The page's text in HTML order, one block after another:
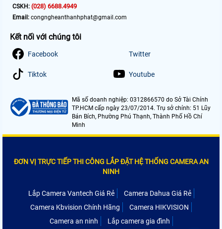
CSKH: (028) 6688.4949
Email: congngheanthanhphat@gmail.com
Kết nối với chúng tôi
Facebook Twitter
Tiktok Youtube
Mã số doanh nghiệp: 0312866570 do Sở Tài Chính
TP.HCM cấp ngày 23/07/2014. Trụ sở chính: 51 Lũy
Bán Bích, Phường Phú Thạnh, Thành Phố Hồ Chí
Minh
ĐƠN VỊ TRỰC TIẾP THI CÔNG LẮP ĐẶT HỆ THỐNG CAMERA AN
NINH
Lắp Camera Vantech Giá Rẻ
Camera Dahua Giá Rẻ
Camera Kbvision Chính Hãng
Camera HIKVISION
Camera an ninh
Lắp camera gia đình